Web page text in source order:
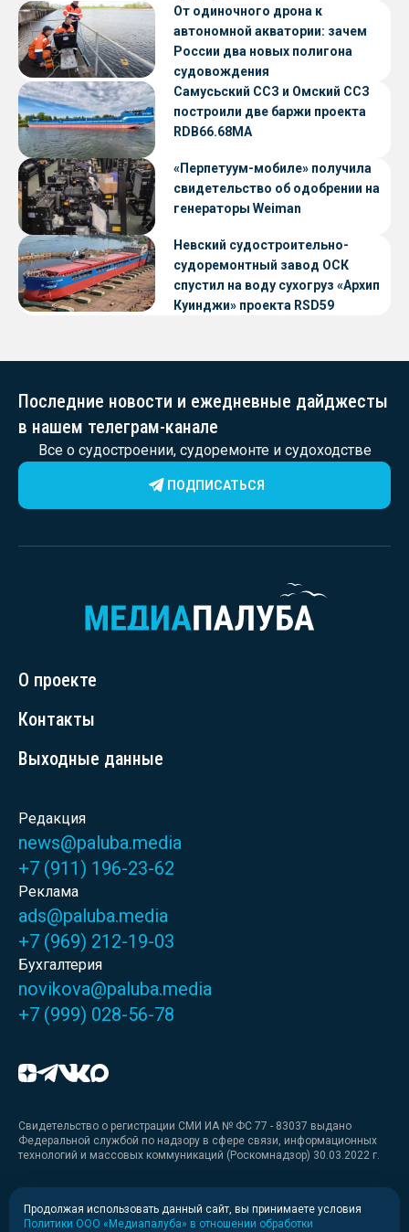
От одиночного дрона к
автономной акватории: зачем
России два новых полигона
судовождения
Самусьский ССЗ и Омский ССЗ
построили две баржи проекта
RDB66.68МА
«Перпетуум-мобиле» получила
свидетельство об одобрении на
генераторы Weiman
Невский судостроительно-
судоремонтный завод ОСК
спустил на воду сухогруз «Архип
Куинджи» проекта RSD59
Последние новости и ежедневные дайджесты
в нашем телеграм-канале
Все о судостроении, судоремонте и судоходстве
ПОДПИСАТЬСЯ
О проекте
Контакты
Выходные данные
Редакция
news@paluba.media
+7 (911) 196-23-62
Реклама
ads@paluba.media
+7 (969) 212-19-03
Бухгалтерия
novikova@paluba.media
+7 (999) 028-56-78
Свидетельство о регистрации СМИ ИА № ФС 77 - 83037 выдано
Федеральной службой по надзору в сфере связи, информационных
технологий и массовых коммуникаций (Роскомнадзор) 30.03.2022 г.
Медиакит
Медиакит для печати
Продолжая использовать данный сайт, вы принимаете условия
Политики ООО «Медиапалуба» в отношении обработки